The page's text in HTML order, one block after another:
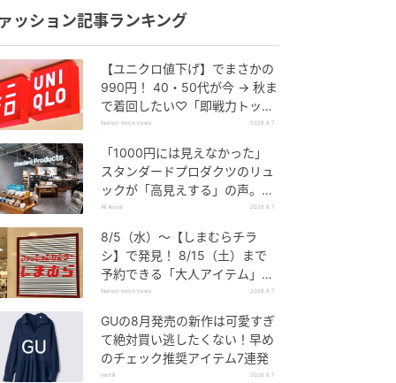
ッション記事ランキング
【ユニクロ値下げ】でまさかの
990円！ 40・50代が今 → 秋ま
で着回したい♡「即戦力トップ
ス」
fashion trend news 2026.8.7
「1000円には見えなかった」
スタンダードプロダクツのリュ
ックが「高見えする」の声。2
個購入する人も
All About 2026.8.7
8/5（水）〜【しまむらチラ
シ】で発見！ 8/15（土）まで
予約できる「大人アイテム」っ
て？
fashion trend news 2026.8.7
GUの8月発売の新作は可愛すぎ
て絶対買い逃したくない！早め
のチェック推奨アイテム7連発
michill 2026.8.7